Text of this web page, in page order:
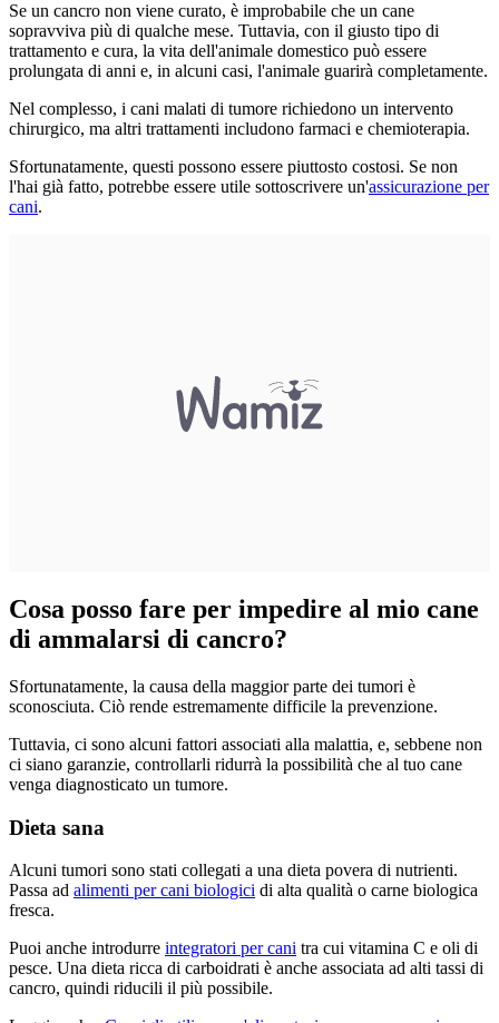
Se un cancro non viene curato, è improbabile che un cane
sopravviva più di qualche mese. Tuttavia, con il giusto tipo di
trattamento e cura, la vita dell'animale domestico può essere
prolungata di anni e, in alcuni casi, l'animale guarirà completamente.
Nel complesso, i cani malati di tumore richiedono un intervento
chirurgico, ma altri trattamenti includono farmaci e chemioterapia.
Sfortunatamente, questi possono essere piuttosto costosi. Se non
l'hai già fatto, potrebbe essere utile sottoscrivere un'assicurazione per
cani.
Cosa posso fare per impedire al mio cane
di ammalarsi di cancro?
Sfortunatamente, la causa della maggior parte dei tumori è
sconosciuta. Ciò rende estremamente difficile la prevenzione.
Tuttavia, ci sono alcuni fattori associati alla malattia, e, sebbene non
ci siano garanzie, controllarli ridurrà la possibilità che al tuo cane
venga diagnosticato un tumore.
Dieta sana
Alcuni tumori sono stati collegati a una dieta povera di nutrienti.
Passa ad alimenti per cani biologici di alta qualità o carne biologica
fresca.
Puoi anche introdurre integratori per cani tra cui vitamina C e oli di
pesce. Una dieta ricca di carboidrati è anche associata ad alti tassi di
cancro, quindi riducili il più possibile.